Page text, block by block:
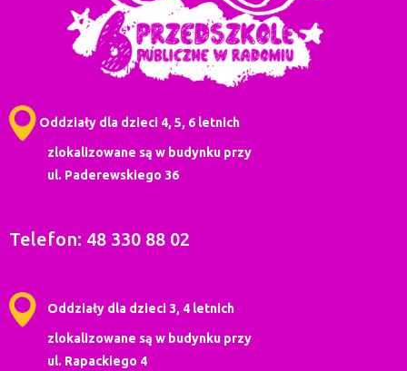
Oddziały dla dzieci 4, 5, 6 letnich
zlokalizowane są w budynku przy
ul. Paderewskiego 36
Telefon: 48 330 88 02
Oddziały dla dzieci 3, 4 letnich
zlokalizowane są w budynku przy
ul. Rapackiego 4